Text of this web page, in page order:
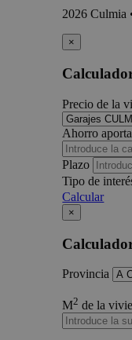
2026 Culmia
×
Precio de la
Ahorro
Plazo
Tipo de
Calcular
×
Provincia
M2 de la